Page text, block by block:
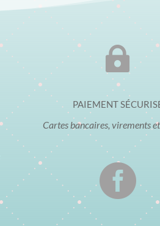

PAIEMENT
Cartes bancaires, virements
